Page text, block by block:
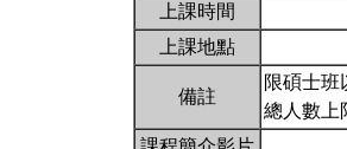
上課時間
上課地點
備註
限碩士班
總人數上